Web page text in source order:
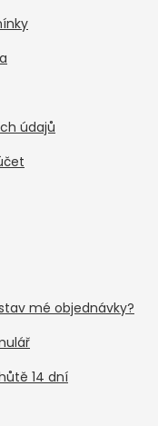
údajů
mé objednávky?
14 dní